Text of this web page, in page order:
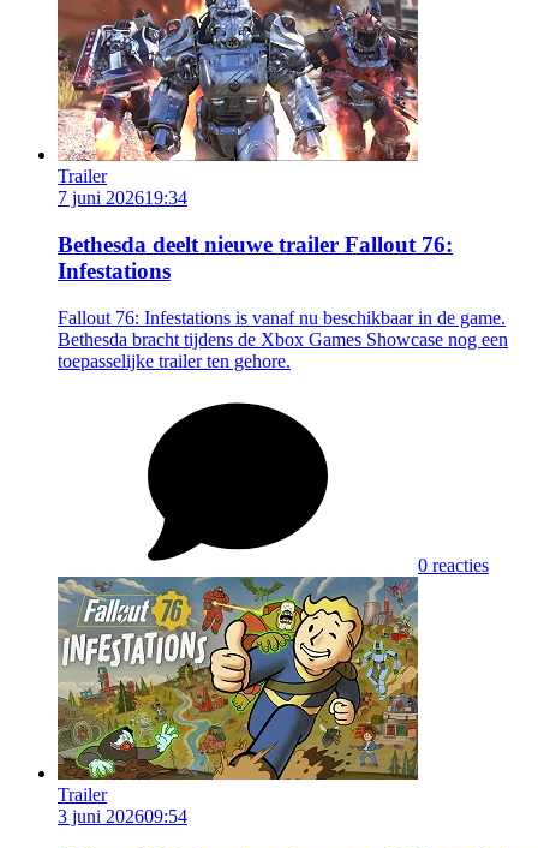
Trailer
7 juni 202619:34
Bethesda deelt nieuwe trailer Fallout 76:
Infestations
Fallout 76: Infestations is vanaf nu beschikbaar in de game.
Bethesda bracht tijdens de Xbox Games Showcase nog een
toepasselijke trailer ten gehore.
0 reacties
Trailer
3 juni 202609:54